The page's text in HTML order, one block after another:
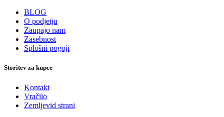
BLOG
O podjetju
Zaupajo nam
Zasebnost
Splošni pogoji
Storitev za kupce
Kontakt
Vračilo
Zemljevid strani